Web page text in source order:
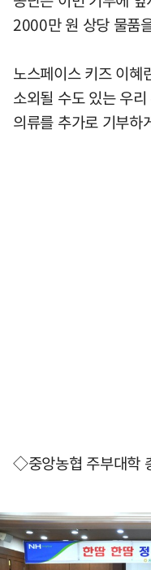
2000만 원 상당 물품
노스페이스 키즈 이
소외될 수도 있는 우
의류를 추가로 기부하
◇중앙농협 주부대학